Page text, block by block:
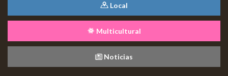
Local
Multicultural
Noticias